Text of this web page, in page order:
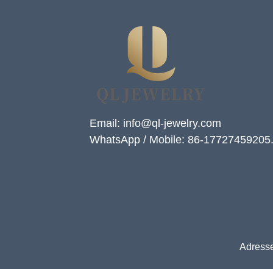
Email: info@ql-jewelry.com
WhatsApp / Mobile: 86-17727459205.